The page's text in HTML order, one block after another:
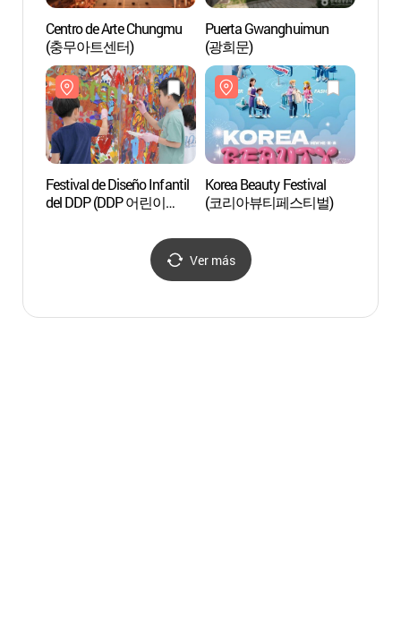
Centro de Arte Chungmu
(충무아트센터)
Puerta Gwanghuimun
(광희문)
Festival de Diseño Infantil
del DDP (DDP 어린이
Korea Beauty Festival
(코리아뷰티페스티벌)
Ver más